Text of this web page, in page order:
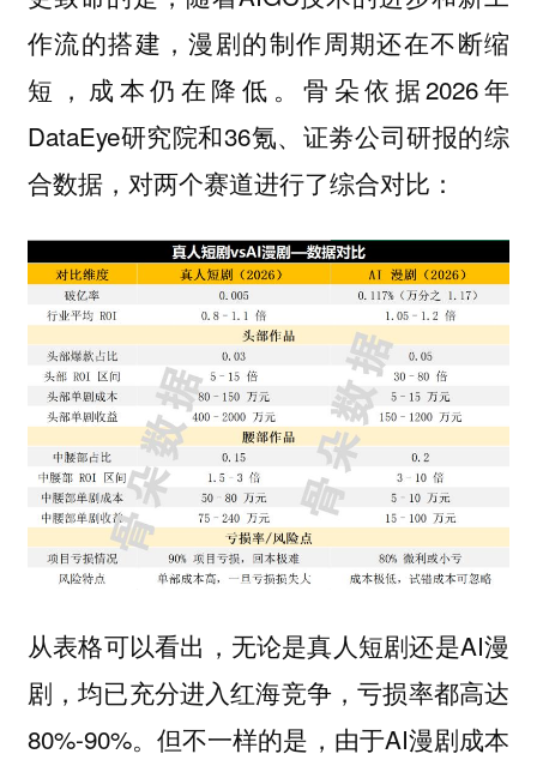
作流的搭建，漫剧的制作周期还在不断缩
短，成本仍在降低。骨朵依据2026年
DataEye研究院和36氪、证劵公司研报的综
合数据，对两个赛道进行了综合对比：
从表格可以看出，无论是真人短剧还是AI漫
剧，均已充分进入红海竞争，亏损率都高达
80%-90%。但不一样的是，由于AI漫剧成本